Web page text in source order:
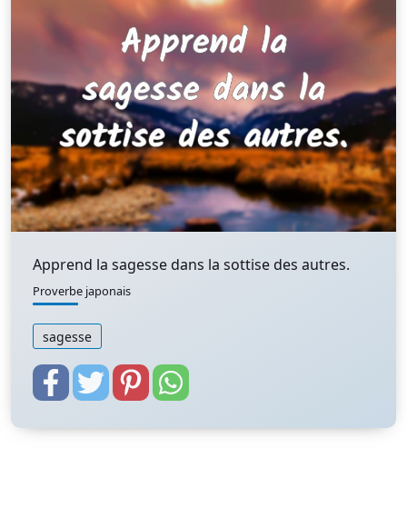
Apprend la sagesse dans la sottise des autres.
Proverbe japonais
sagesse